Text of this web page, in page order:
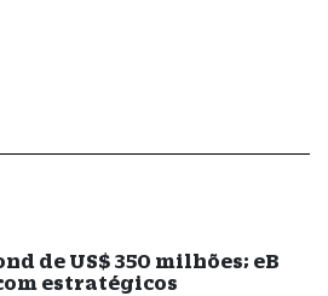
de US$ 350 milhões; eB
estratégicos